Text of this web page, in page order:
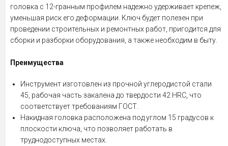
головка с 12-гранным профилем надежно удерживает крепеж,
уменьшая риск его деформации. Ключ будет полезен при
проведении строительных и ремонтных работ, пригодится для
сборки и разборки оборудования, а также необходим в быту.
Преимущества
Инструмент изготовлен из прочной углеродистой стали
45, рабочая часть закалена до твердости 42 HRC, что
соответствует требованиям ГОСТ.
Накидная головка расположена под углом 15 градусов к
плоскости ключа, что позволяет работать в
труднодоступных местах.